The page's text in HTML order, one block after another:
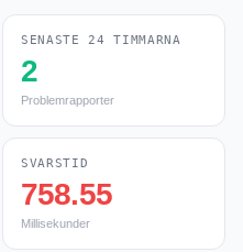
SENASTE 24 TIMMARNA
2
Problemrapporter
SVARSTID
758.55
Millisekunder